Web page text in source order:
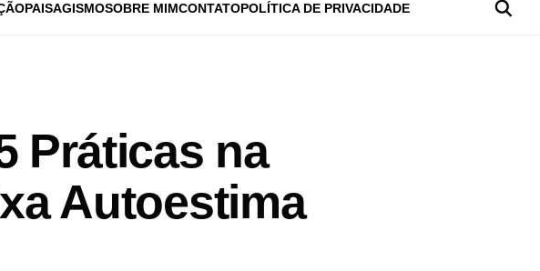
PAISAGISMOSOBRE MIMCONTATOPOLÍTICA DE PRIVACIDADE
Práticas na
Autoestima